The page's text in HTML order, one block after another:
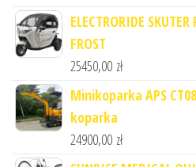
ELECTRORIDE
FROST
25450,00 zł
Minikoparka APS
koparka
24900,00 zł